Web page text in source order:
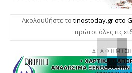
Ακολουθήστε το tinostoday.gr στο
πρώτοι όλες τις
- Δ Ι Α Φ Η Μ Ι